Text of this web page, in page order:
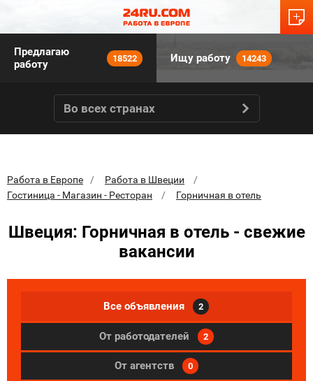
Предлагаю
работу
18522 Ищу работу 14243
Во всех странах
Работа в Европе
Работа в Швеции
Гостиница - Магазин - Ресторан
Горничная в отель
Швеция: Горничная в отель - свежие
вакансии
Все объявления 2
От работодателей 2
От агентств 0